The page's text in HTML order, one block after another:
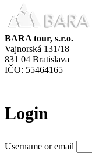
BARA tour, s.r.o.
Vajnorská 131/18
831 04 Bratislava
IČO: 55464165
Login
Username or email